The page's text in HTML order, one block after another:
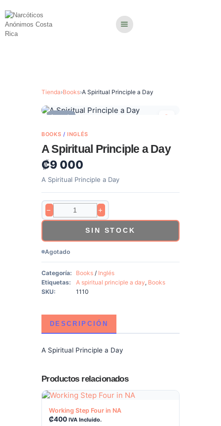
Tienda›Books›A Spiritual Principle a Day
Agotado
BOOKS / INGLÉS
A Spiritual Principle a Day
₡9 000
A Spiritual Principle a Day
− +
SIN STOCK
Agotado
Categoría: Books / Inglés
Etiquetas:
A spiritual principle a day, Books
SKU:
1110
DESCRIPCIÓN
A Spiritual Principle a Day
Productos relacionados
Ver producto
Working Step Four in NA
₡400 IVA Incluido.